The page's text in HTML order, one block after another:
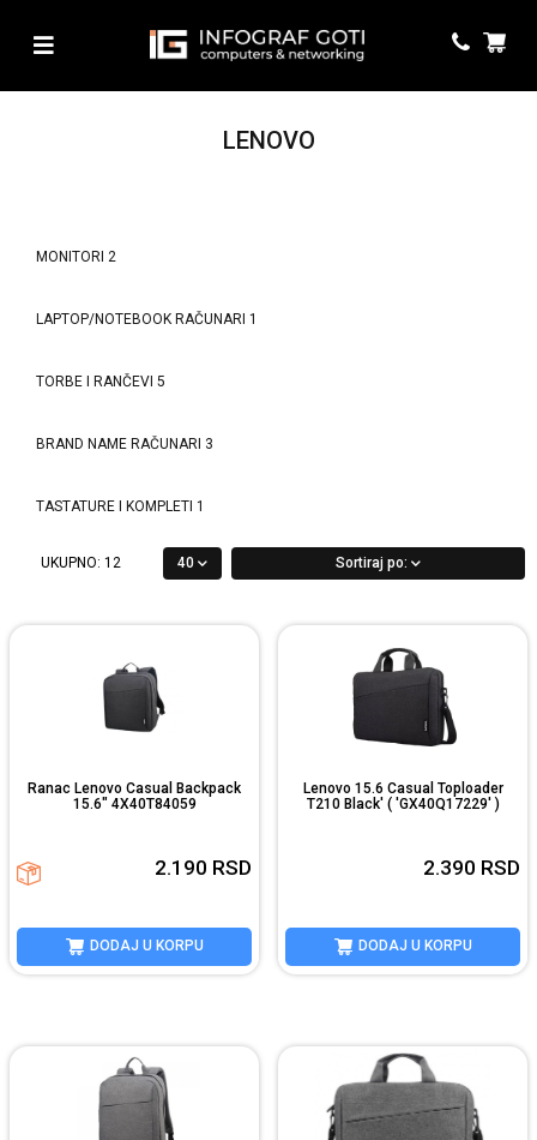
LENOVO
MONITORI 2
LAPTOP/NOTEBOOK RAČUNARI 1
TORBE I RANČEVI 5
BRAND NAME RAČUNARI 3
TASTATURE I KOMPLETI 1
UKUPNO: 12 40 Sortiraj po:
Ranac Lenovo Casual Backpack
15.6" 4X40T84059
2.190 RSD
DODAJ U KORPU
Lenovo 15.6 Casual Toploader
T210 Black' ( 'GX40Q17229' )
2.390 RSD
DODAJ U KORPU